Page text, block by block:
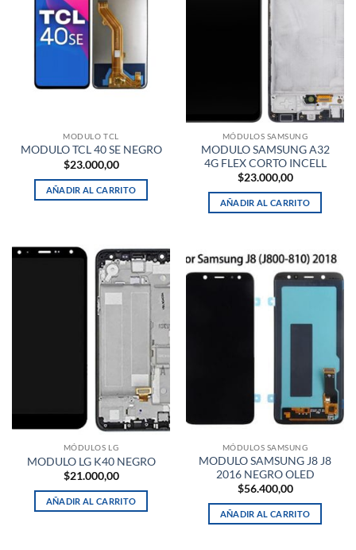
MODULO TCL
MODULO TCL 40 SE NEGRO
$23.000,00
AÑADIR AL CARRITO
MÓDULOS SAMSUNG
MODULO SAMSUNG A32
4G FLEX CORTO INCELL
$23.000,00
AÑADIR AL CARRITO
MÓDULOS LG
MODULO LG K40 NEGRO
$21.000,00
AÑADIR AL CARRITO
MÓDULOS SAMSUNG
MODULO SAMSUNG J8 J8
2016 NEGRO OLED
$56.400,00
AÑADIR AL CARRITO